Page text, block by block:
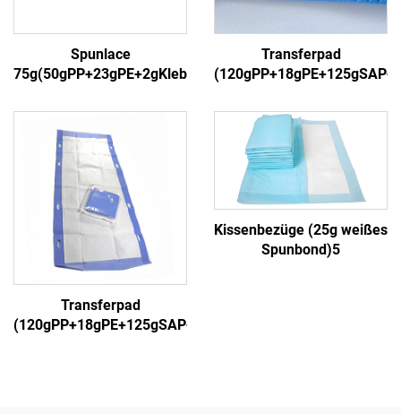
Spunlace
75g(50gPP+23gPE+2gKleber)3
Transferpad
Transferpad
(120gPP+18gPE+125gSAP+18gPP)5
Kissenbezüge (25g weißes
Spunbond)5